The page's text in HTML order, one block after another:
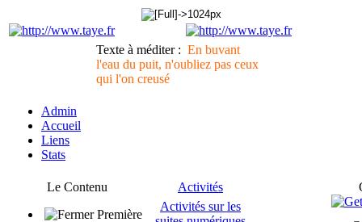
Texte à méditer : En buvant
l'eau du puit, n'oubliez pas ceux
qui l'on creusé
Admin
Accueil
Liens
Stats
Le Contenu
Première
Activités
Activités sur les